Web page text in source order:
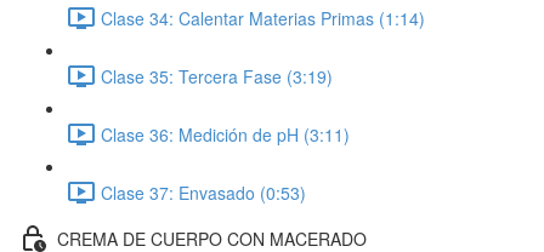
Clase 34: Calentar Materias Primas (1:14)
Clase 35: Tercera Fase (3:19)
Clase 36: Medición de pH (3:11)
Clase 37: Envasado (0:53)
CREMA DE CUERPO CON MACERADO